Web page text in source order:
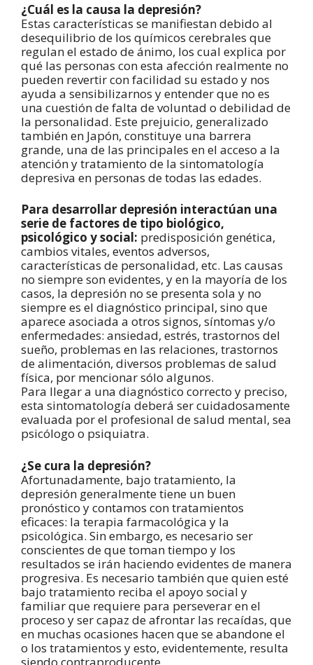
¿Cuál es la causa la depresión?
Estas características se manifiestan debido al
desequilibrio de los químicos cerebrales que
regulan el estado de ánimo, los cual explica por
qué las personas con esta afección realmente no
pueden revertir con facilidad su estado y nos
ayuda a sensibilizarnos y entender que no es
una cuestión de falta de voluntad o debilidad de
la personalidad. Este prejuicio, generalizado
también en Japón, constituye una barrera
grande, una de las principales en el acceso a la
atención y tratamiento de la sintomatología
depresiva en personas de todas las edades.
Para desarrollar depresión interactúan una
serie de factores de tipo biológico,
psicológico y social: predisposición genética,
cambios vitales, eventos adversos,
características de personalidad, etc. Las causas
no siempre son evidentes, y en la mayoría de los
casos, la depresión no se presenta sola y no
siempre es el diagnóstico principal, sino que
aparece asociada a otros signos, síntomas y/o
enfermedades: ansiedad, estrés, trastornos del
sueño, problemas en las relaciones, trastornos
de alimentación, diversos problemas de salud
física, por mencionar sólo algunos.
Para llegar a una diagnóstico correcto y preciso,
esta sintomatología deberá ser cuidadosamente
evaluada por el profesional de salud mental, sea
psicólogo o psiquiatra.
¿Se cura la depresión?
Afortunadamente, bajo tratamiento, la
depresión generalmente tiene un buen
pronóstico y contamos con tratamientos
eficaces: la terapia farmacológica y la
psicológica. Sin embargo, es necesario ser
conscientes de que toman tiempo y los
resultados se irán haciendo evidentes de manera
progresiva. Es necesario también que quien esté
bajo tratamiento reciba el apoyo social y
familiar que requiere para perseverar en el
proceso y ser capaz de afrontar las recaídas, que
en muchas ocasiones hacen que se abandone el
o los tratamientos y esto, evidentemente, resulta
siendo contraproducente.